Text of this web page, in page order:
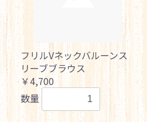
フリルVネックバルーンス
リーブブラウス
￥4,700
数量